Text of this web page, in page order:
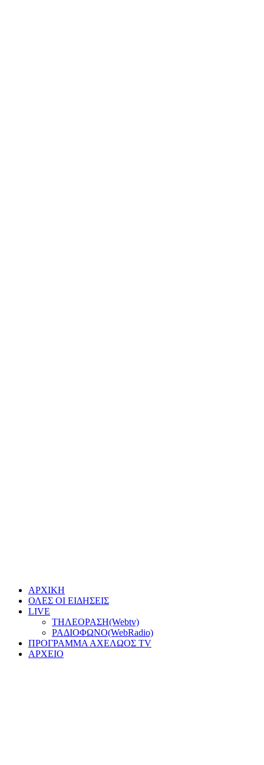
ΑΡΧΙΚΗ
ΟΛΕΣ ΟΙ ΕΙΔΗΣΕΙΣ
LIVE
ΤΗΛΕΟΡΑΣΗ(Webtv)
ΡΑΔΙΟΦΩΝΟ(WebRadio)
ΠΡΟΓΡΑΜΜΑ ΑΧΕΛΩΟΣ TV
ΑΡΧΕΙΟ